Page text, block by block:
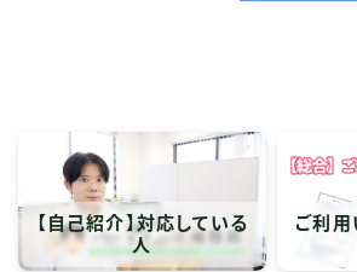
【自己紹介】対応している
人
ご利